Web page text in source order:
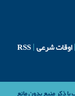
اوقات شرعی RSS